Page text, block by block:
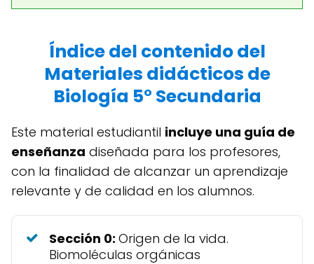
Índice del contenido del
Materiales didácticos de
Biología 5° Secundaria
Este material estudiantil incluye una guía de
enseñanza diseñada para los profesores,
con la finalidad de alcanzar un aprendizaje
relevante y de calidad en los alumnos.
Sección 0: Origen de la vida.
Biomoléculas orgánicas